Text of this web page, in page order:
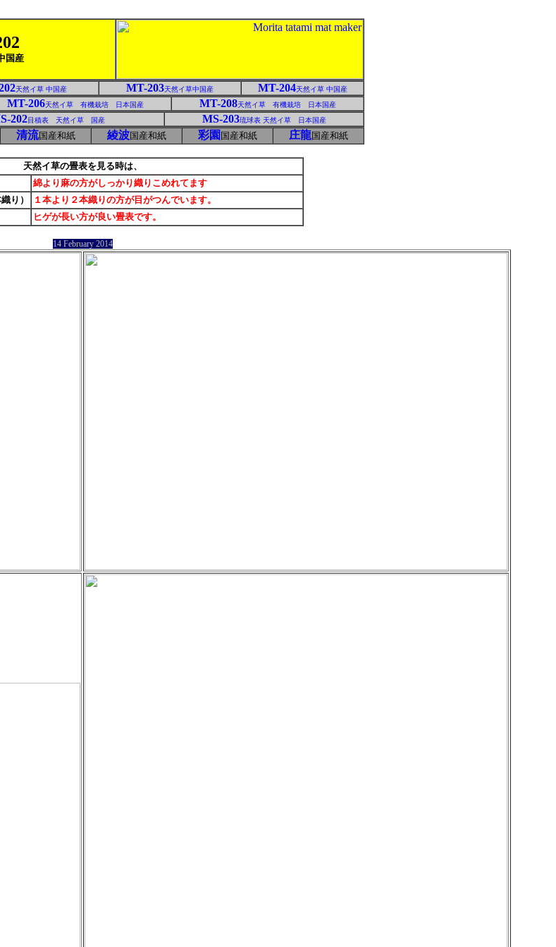
国産
天然イ草 中国産 MT-203天然イ草中国産 MT-204天然イ草 中国産
MT-206天然イ草 有機栽培 日本国産 MT-208天然イ草 有機栽培 日本国産
202目積表 天然イ草 国産 MS-203琉球表 天然イ草 日本国産
清流国産和紙 綾波国産和紙 彩園 国産和紙 庄龍国産和紙
天然イ草の畳表を見る時は、
綿より麻の方がしっかり織りこめれてます
り）
１本より２本織りの方が目がつんでいます。
ヒゲが長い方が良い畳表です。
14 February 2014